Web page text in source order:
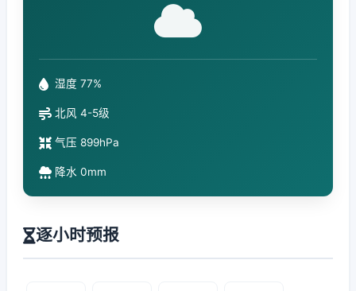
湿度 77%
北风 4-5级
气压 899hPa
降水 0mm
逐小时预报